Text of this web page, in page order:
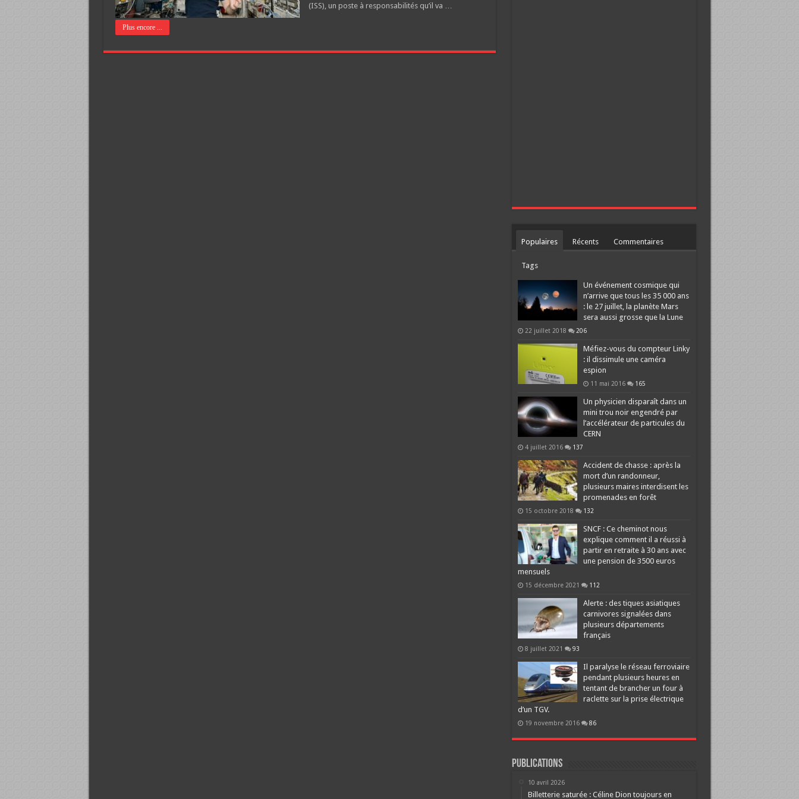
(ISS), un poste à responsabilités qu’il va …
Plus encore ...
Populaires Récents Commentaires
Tags
Un événement cosmique qui
n’arrive que tous les 35 000 ans
: le 27 juillet, la planète Mars
sera aussi grosse que la Lune
22 juillet 2018 206
Méfiez-vous du compteur Linky
: il dissimule une caméra
espion
11 mai 2016 165
Un physicien disparaît dans un
mini trou noir engendré par
l’accélérateur de particules du
CERN
4 juillet 2016 137
Accident de chasse : après la
mort d’un randonneur,
plusieurs maires interdisent les
promenades en forêt
15 octobre 2018 132
SNCF : Ce cheminot nous
explique comment il a réussi à
partir en retraite à 30 ans avec
une pension de 3500 euros
mensuels
15 décembre 2021 112
Alerte : des tiques asiatiques
carnivores signalées dans
plusieurs départements
français
8 juillet 2021 93
Il paralyse le réseau ferroviaire
pendant plusieurs heures en
tentant de brancher un four à
raclette sur la prise électrique
d’un TGV.
19 novembre 2016 86
Publications
10 avril 2026
Billetterie saturée : Céline Dion toujours en